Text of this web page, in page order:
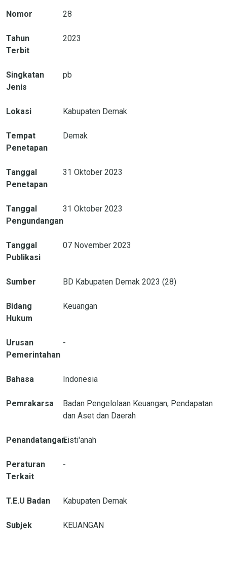
Nomor 28
Tahun
Terbit
2023
Singkatan
Jenis
pb
Lokasi Kabupaten Demak
Tempat
Penetapan
Demak
Tanggal
Penetapan
31 Oktober 2023
Tanggal
Pengundangan
31 Oktober 2023
Tanggal
Publikasi
07 November 2023
Sumber BD Kabupaten Demak 2023 (28)
Bidang
Hukum
Keuangan
Urusan
Pemerintahan
-
Bahasa Indonesia
Pemrakarsa
Badan Pengelolaan Keuangan, Pendapatan
dan Aset dan Daerah
PenandatanganEisti'anah
Peraturan
Terkait
-
T.E.U Badan Kabupaten Demak
Subjek KEUANGAN